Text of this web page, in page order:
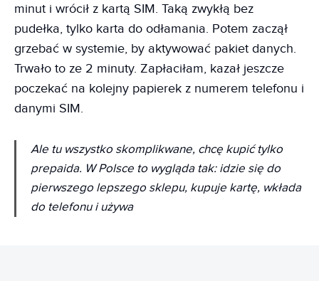
minut i wrócił z kartą SIM. Taką zwykłą bez
pudełka, tylko karta do odłamania. Potem zaczął
grzebać w systemie, by aktywować pakiet danych.
Trwało to ze 2 minuty. Zapłaciłam, kazał jeszcze
poczekać na kolejny papierek z numerem telefonu i
danymi SIM.
Ale tu wszystko skomplikwane, chcę kupić tylko
prepaida. W Polsce to wygląda tak: idzie się do
pierwszego lepszego sklepu, kupuje kartę, wkłada
do telefonu i używa